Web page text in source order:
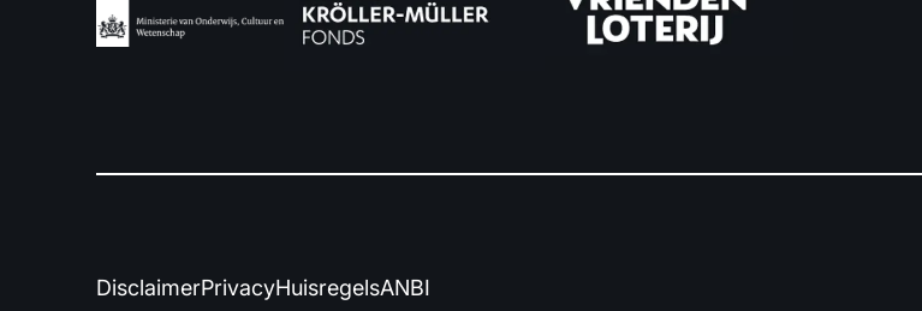
DisclaimerPrivacyHuisregelsANBI